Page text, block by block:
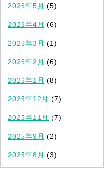
2026年5月 (5)
2026年4月 (6)
2026年3月 (1)
2026年2月 (6)
2026年1月 (8)
2025年12月 (7)
2025年11月 (7)
2025年9月 (2)
2025年8月 (3)